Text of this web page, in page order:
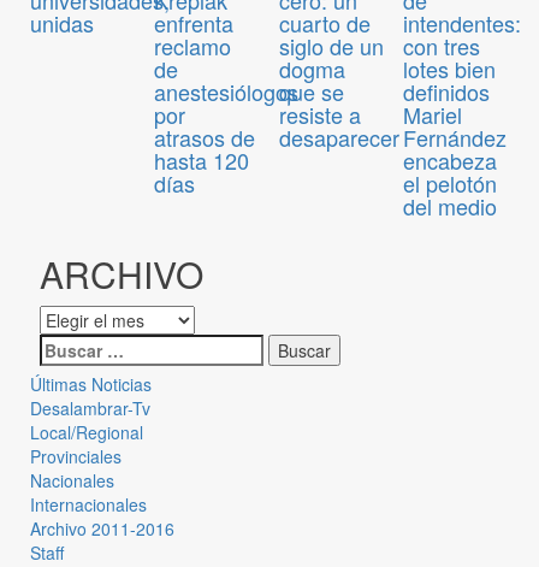
unidas enfrenta
reclamo
de
anestesiólogos
por
atrasos de
hasta 120
días
cuarto de
siglo de un
dogma
que se
resiste a
desaparecer
intendentes:
con tres
lotes bien
definidos
Mariel
Fernández
encabeza
el pelotón
del medio
ARCHIVO
Últimas Noticias
Desalambrar-Tv
Local/Regional
Provinciales
Nacionales
Internacionales
Archivo 2011-2016
Staff